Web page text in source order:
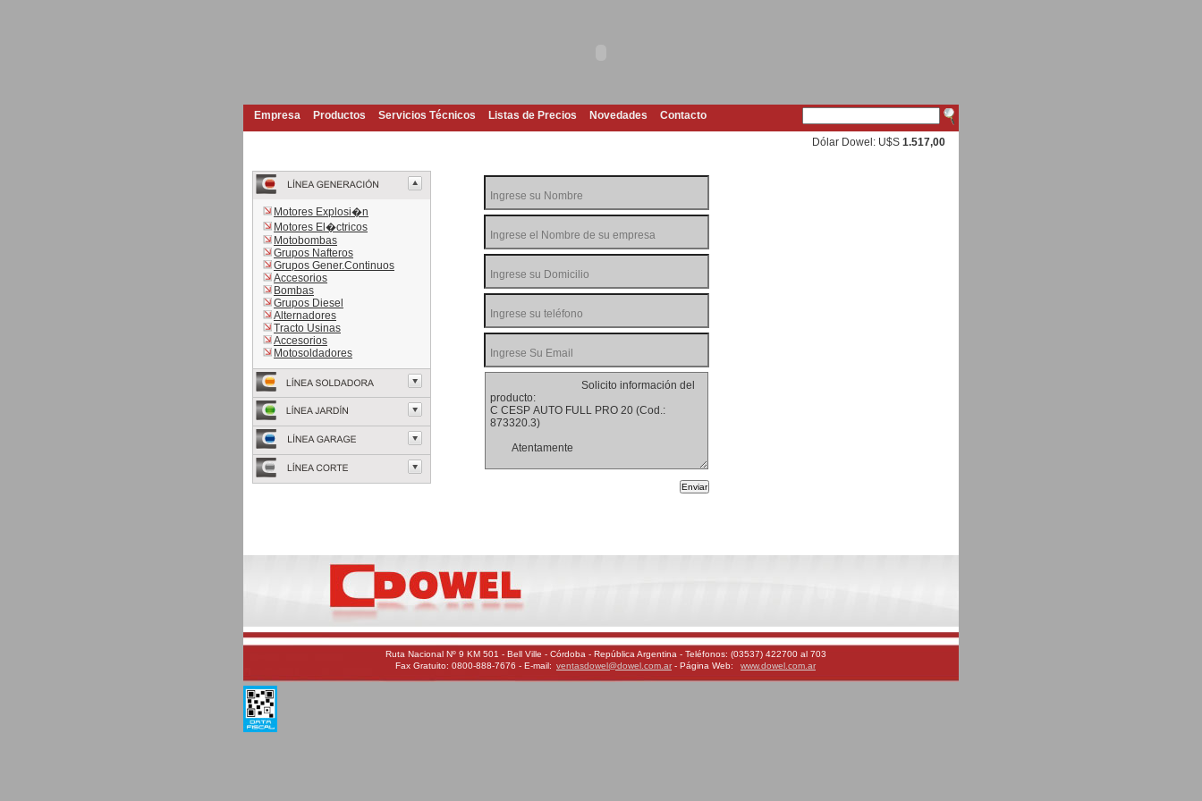
Empresa Productos Servicios Técnicos Listas de Precios Novedades Contacto
Dólar Dowel: U$S 1.517,00
Motores Explosi�n
Motores El�ctricos
Motobombas
Grupos Nafteros
Grupos Gener.Continuos
Accesorios
Bombas
Grupos Diesel
Alternadores
Tracto Usinas
Accesorios
Motosoldadores
Ruta Nacional Nº 9 KM 501 - Bell Ville - Córdoba - República Argentina - Teléfonos: (03537) 422700 al 703
Fax Gratuito: 0800-888-7676 - E-mail: ventasdowel@dowel.com.ar - Página Web: www.dowel.com.ar